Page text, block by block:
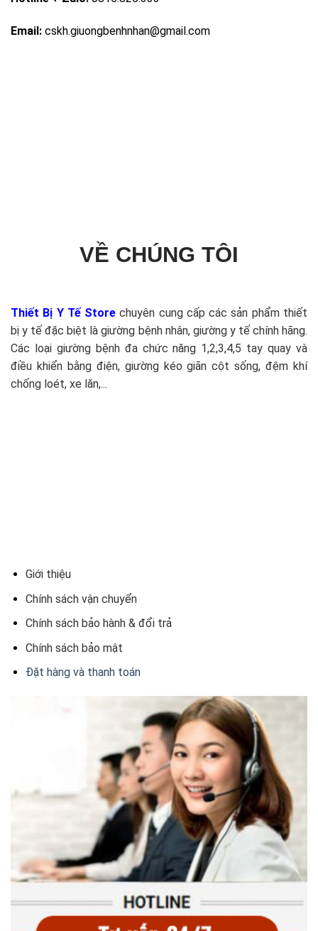
Email: cskh.giuongbenhnhan@gmail.com
VỀ CHÚNG TÔI
Thiết Bị Y Tế Store chuyên cung cấp các sản phẩm thiết
bị y tế đặc biệt là giường bệnh nhân, giường y tế chính hãng.
Các loại giường bệnh đa chức năng 1,2,3,4,5 tay quay và
điều khiển bằng điện, giường kéo giãn cột sống, đệm khí
chống loét, xe lăn,...
Giới thiệu
Chính sách vận chuyển
Chính sách bảo hành & đổi trả
Chính sách bảo mật
Đặt hàng và thanh toán